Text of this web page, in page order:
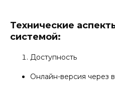
Технические
системой:
Доступность
Онлайн-версия через